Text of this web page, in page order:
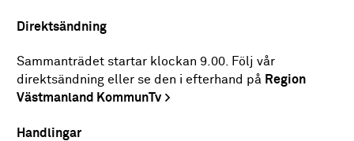
Direktsändning
Sammanträdet startar klockan 9.00. Följ vår
direktsändning eller se den i efterhand på Region
Västmanland KommunTv
Handlingar